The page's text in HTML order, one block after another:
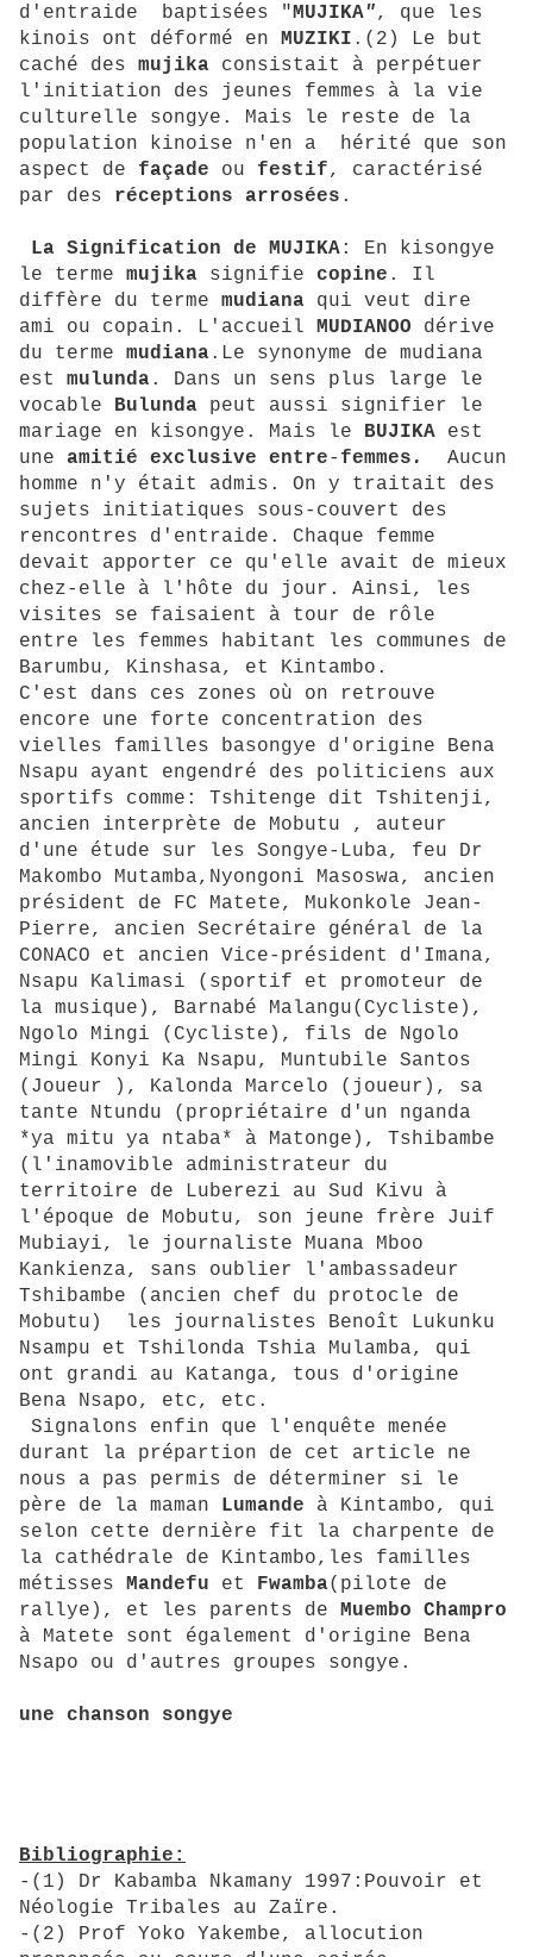
d'entraide baptisées "MUJIKA", que les
kinois ont déformé en MUZIKI .(2) Le but
caché des mujika consistait à perpétuer
l'initiation des jeunes femmes à la vie
culturelle songye. Mais le reste de la
population kinoise n'en a hérité que son
aspect de façade ou festif, caractérisé
par des réceptions arrosées .
La Signification de MUJIKA: En kisongye
le terme mujika signifie copine . Il
diffère du terme mudiana qui veut dire
ami ou copain. L'accueil MUDIANOO dérive
du terme mudiana.Le synonyme de mudiana
est mulunda. Dans un sens plus large le
vocable Bulunda peut aussi signifier le
mariage en kisongye. Mais le BUJIKA est
une amitié exclusive entre- femmes .
Aucun
homme n'y était admis. On y traitait des
sujets initiatiques sous-couvert des
rencontres d'entraide. Chaque femme
devait apporter ce qu'elle avait de mieux
chez-elle à l'hôte du jour. Ainsi, les
visites se faisaient à tour de rôle
entre les femmes habitant les communes de
Barumbu, Kinshasa, et Kintambo.
C'est dans ces zones où on retrouve
encore une forte concentration des
vielles familles basongye d'origine Bena
Nsapu ayant engendré des politiciens aux
sportifs comme: Tshitenge dit Tshitenji,
ancien interprète de Mobutu , auteur
d'une étude sur les Songye-Luba, feu Dr
Makombo Mutamba,Nyongoni Masoswa, ancien
président de FC Matete, Mukonkole Jean-
Pierre, ancien Secrétaire général de la
CONACO et ancien Vice-président d'Imana,
Nsapu Kalimasi (sportif et promoteur de
la musique), Barnabé Malangu(Cycliste),
Ngolo Mingi (Cycliste), fils de Ngolo
Mingi Konyi Ka Nsapu, Muntubile Santos
(Joueur ), Kalonda Marcelo (joueur), sa
tante Ntundu (propriétaire d'un nganda
*ya mitu ya ntaba* à Matonge), Tshibambe
(l'inamovible administrateur du
territoire de Luberezi au Sud Kivu à
l'époque de Mobutu, son jeune frère Juif
Mubiayi, le journaliste Muana Mboo
Kankienza, sans oublier l'ambassadeur
Tshibambe (ancien chef du protocle de
Mobutu) les journalistes Benoît Lukunku
Nsampu et Tshilonda Tshia Mulamba, qui
ont grandi au Katanga, tous d'origine
Bena Nsapo, etc, etc.
Signalons enfin que l'enquête menée
durant la prépartion de cet article ne
nous a pas permis de déterminer si le
père de la maman Lumande à Kintambo, qui
selon cette dernière fit la charpente de
la cathédrale de Kintambo,les familles
métisses Mandefu et Fwamba(pilote de
rallye), et les parents de Muembo Champro
à Matete sont également d'origine Bena
Nsapo ou d'autres groupes songye.
une chanson songye
Bibliographie:
-(1) Dr Kabamba Nkamany 1997:Pouvoir et
Néologie Tribales au Zaïre.
-(2) Prof Yoko Yakembe, allocution